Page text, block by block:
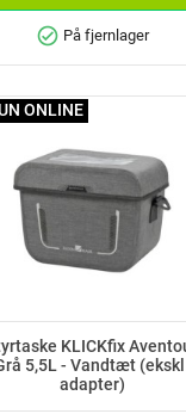
check_circle På fjernlager
KLICKfix
5,5L - Vandtæt
adapter)
ONLINE